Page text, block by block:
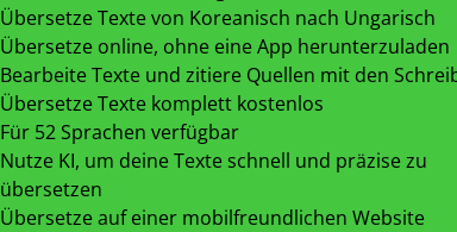
Übersetze Texte von Koreanisch nach Ungarisch
Übersetze online, ohne eine App herunterzuladen
Bearbeite Texte und zitiere Quellen mit den
Übersetze Texte komplett kostenlos
Für 52 Sprachen verfügbar
Nutze KI, um deine Texte schnell und präzise zu
übersetzen
Übersetze auf einer mobilfreundlichen Website